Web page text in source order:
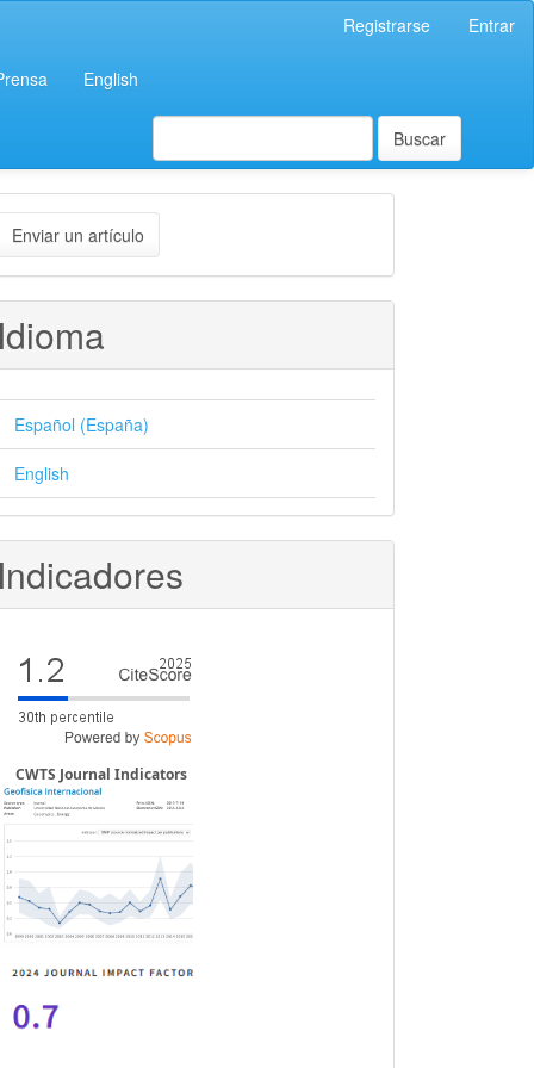
Registrarse Entrar
English
Buscar
Enviar un artículo
Idioma
Español (España)
English
Indicadores
CWTS Journal Indicators